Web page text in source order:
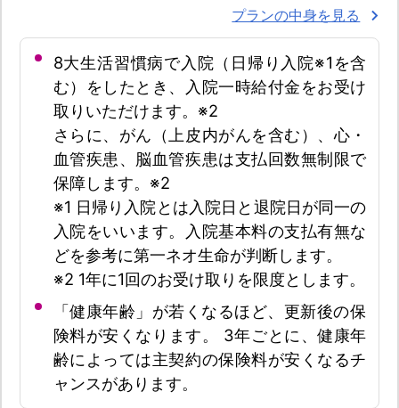
プランの中身を見る
8大生活習慣病で入院（日帰り入院※1を含
む）をしたとき、入院一時給付金をお受け
取りいただけます。※2
さらに、がん（上皮内がんを含む）、心・
血管疾患、脳血管疾患は支払回数無制限で
保障します。※2
※1 日帰り入院とは入院日と退院日が同一の
入院をいいます。入院基本料の支払有無な
どを参考に第一ネオ生命が判断します。
※2 1年に1回のお受け取りを限度とします。
「健康年齢」が若くなるほど、更新後の保
険料が安くなります。 3年ごとに、健康年
齢によっては主契約の保険料が安くなるチ
ャンスがあります。